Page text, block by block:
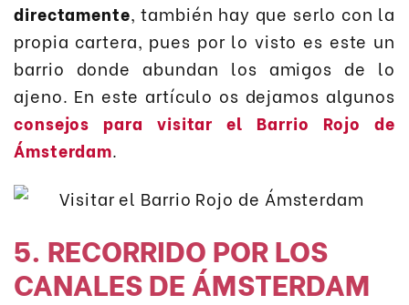
directamente, también hay que serlo con la
propia cartera, pues por lo visto es este un
barrio donde abundan los amigos de lo
ajeno. En este artículo os dejamos algunos
consejos para visitar el Barrio Rojo de
Ámsterdam.
5. RECORRIDO POR LOS
CANALES DE ÁMSTERDAM